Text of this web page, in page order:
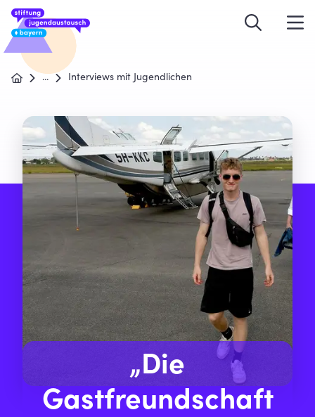
... Interviews mit Jugendlichen
„Die
Gastfreundschaft